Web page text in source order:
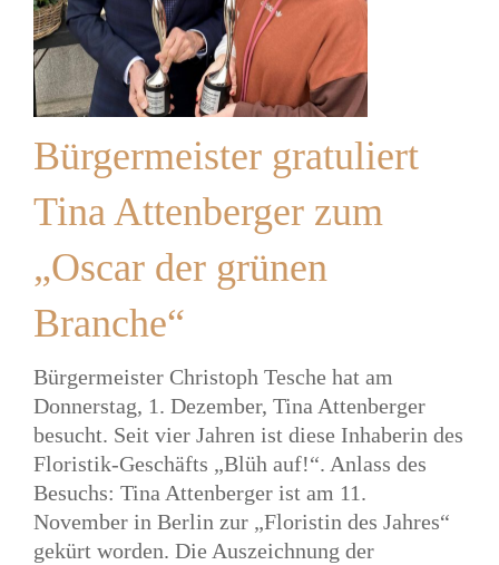
Bürgermeister gratuliert
Tina Attenberger zum
„Oscar der grünen
Branche“
Bürgermeister Christoph Tesche hat am
Donnerstag, 1. Dezember, Tina Attenberger
besucht. Seit vier Jahren ist diese Inhaberin des
Floristik-Geschäfts „Blüh auf!“. Anlass des
Besuchs: Tina Attenberger ist am 11.
November in Berlin zur „Floristin des Jahres“
gekürt worden. Die Auszeichnung der